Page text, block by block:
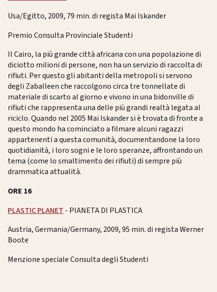
Usa/Egitto, 2009, 79 min. di regista Mai Iskander
Premio Consulta Provinciale Studenti
Il Cairo, la più grande città africana con una popolazione di
diciotto milioni di persone, non ha un servizio di raccolta di
rifiuti. Per questo gli abitanti della metropoli si servono
degli Zaballeen che raccolgono circa tre tonnellate di
materiale di scarto al giorno e vivono in una bidonville di
rifiuti che rappresenta una delle più grandi realtà legata al
riciclo. Quando nel 2005 Mai Iskander si è trovata di fronte a
questo mondo ha cominciato a filmare alcuni ragazzi
appartenenti a questa comunità, documentandone la loro
quotidianità, i loro sogni e le loro speranze, affrontando un
tema (come lo smaltimento dei rifiuti) di sempre più
drammatica attualità.
ORE 16
PLASTIC PLANET - PIANETA DI PLASTICA
Austria, Germania/Germany, 2009, 95 min. di regista Werner
Boote
Menzione speciale Consulta degli Studenti